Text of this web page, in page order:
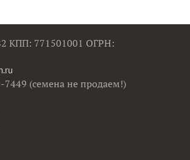
КПП: 771501001 ОГРН:
7449 (семена не продаем!)